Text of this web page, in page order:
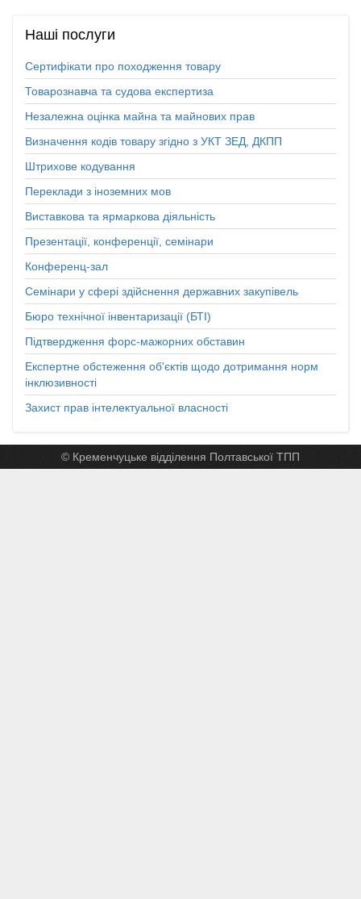
Наші послуги
Сертифікати про походження товару
Товарознавча та судова експертиза
Незалежна оцінка майна та майнових прав
Визначення кодів товару згідно з УКТ ЗЕД, ДКПП
Штрихове кодування
Переклади з іноземних мов
Виставкова та ярмаркова діяльність
Презентації, конференції, семінари
Конференц-зал
Семінари у сфері здійснення державних закупівель
Бюро технічної інвентаризації (БТІ)
Підтвердження форс-мажорних обставин
Експертне обстеження об'єктів щодо дотримання норм
інклюзивності
Захист прав інтелектуальної власності
© Кременчуцьке відділення Полтавської ТПП